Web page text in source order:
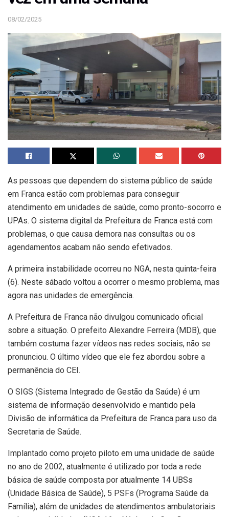
08/02/2025
As pessoas que dependem do sistema público de saúde
em Franca estão com problemas para conseguir
atendimento em unidades de saúde, como pronto-socorro e
UPAs. O sistema digital da Prefeitura de Franca está com
problemas, o que causa demora nas consultas ou os
agendamentos acabam não sendo efetivados.
A primeira instabilidade ocorreu no NGA, nesta quinta-feira
(6). Neste sábado voltou a ocorrer o mesmo problema, mas
agora nas unidades de emergência.
A Prefeitura de Franca não divulgou comunicado oficial
sobre a situação. O prefeito Alexandre Ferreira (MDB), que
também costuma fazer vídeos nas redes sociais, não se
pronunciou. O último vídeo que ele fez abordou sobre a
permanência do CEI.
O SIGS (Sistema Integrado de Gestão da Saúde) é um
sistema de informação desenvolvido e mantido pela
Divisão de informática da Prefeitura de Franca para uso da
Secretaria de Saúde.
Implantado como projeto piloto em uma unidade de saúde
no ano de 2002, atualmente é utilizado por toda a rede
básica de saúde composta por atualmente 14 UBSs
(Unidade Básica de Saúde), 5 PSFs (Programa Saúde da
Família), além de unidades de atendimentos ambulatoriais